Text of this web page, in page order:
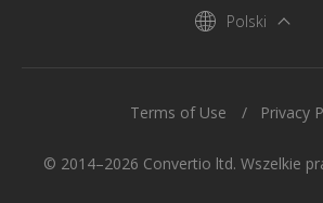
Polski
© 2014–2026 Convertio ltd. Wszelkie
Terms of Use Privacy